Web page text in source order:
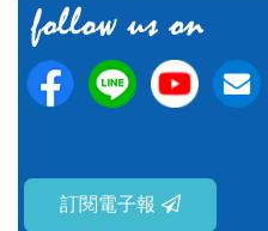
訂閱電子報